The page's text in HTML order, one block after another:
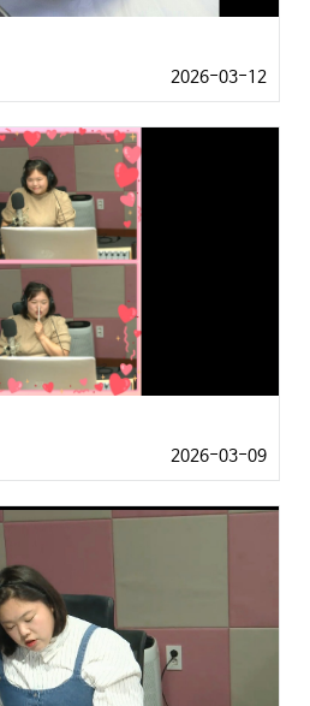
2026-03-12
2026-03-09